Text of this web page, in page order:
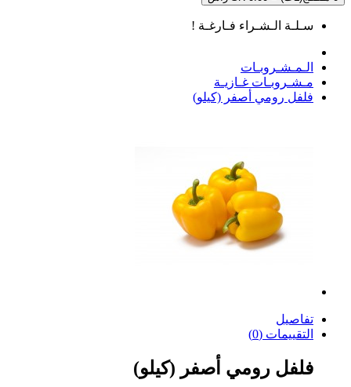
سـلـة الـشـراء فـارغـة !
الـمـشـروبـات
مـشـروبـات غـازيـة
فلفل رومي أصفر (كيلو)
تفاصيل
التقييمات (0)
فلفل رومي أصفر (كيلو)